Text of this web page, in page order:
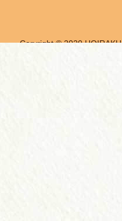
Coryright © 2020 HOIRAKU